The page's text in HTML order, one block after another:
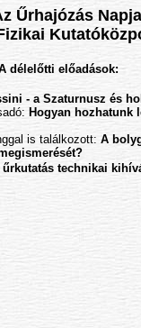
Űrhajózás
délelőtti előadások:
- a Szaturnusz és
Hogyan hozhatunk
is találkozott: A
űrkutatás technikai